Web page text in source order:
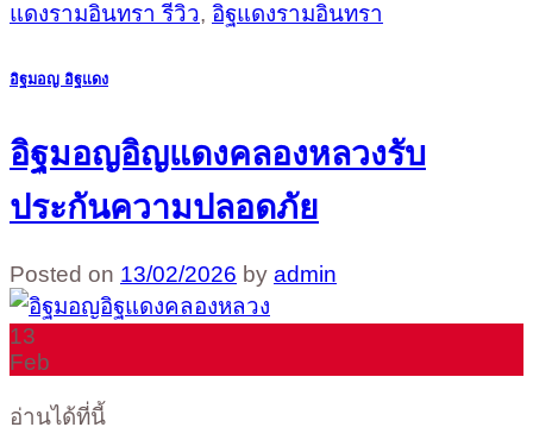
แดงรามอินทรา รีวิว, อิฐแดงรามอินทรา
อิฐมอญ อิฐแดง
อิฐมอญอิญแดงคลองหลวงรับ
ประกันความปลอดภัย
Posted on 13/02/2026 by admin
13
Feb
อ่านได้ที่นี้